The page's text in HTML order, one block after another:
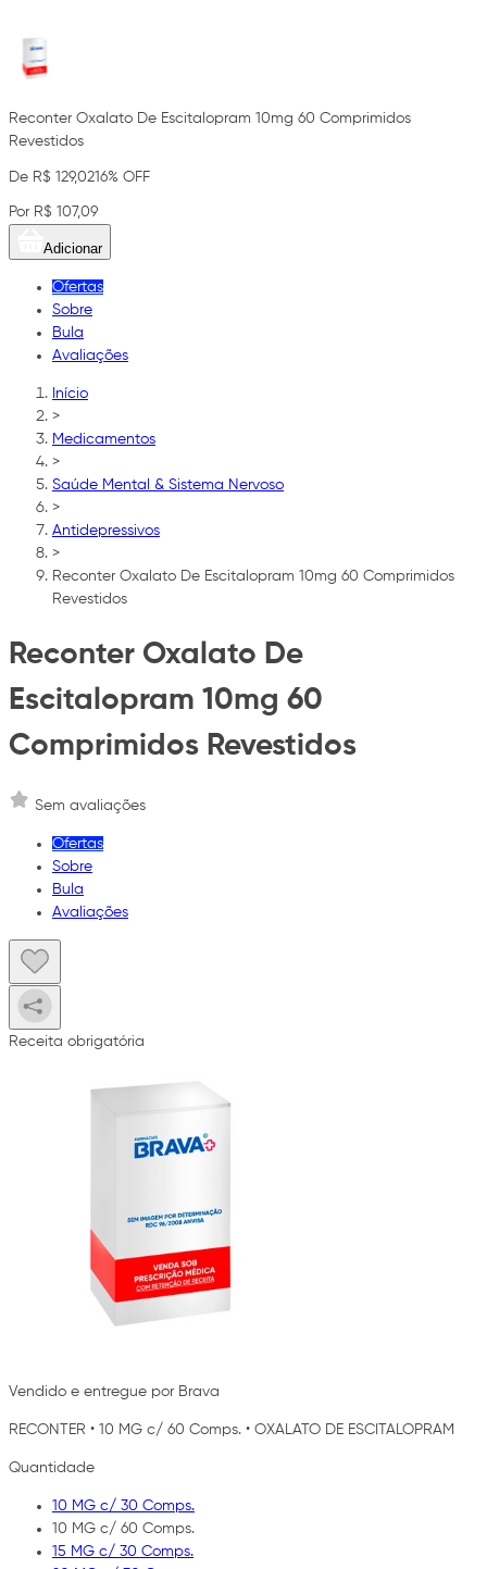
Reconter Oxalato De Escitalopram 10mg 60 Comprimidos
Revestidos
De R$ 129,0216% OFF
Por R$ 107,09
Adicionar
Ofertas
Sobre
Bula
Avaliações
Início
>
Medicamentos
>
Saúde Mental & Sistema Nervoso
>
Antidepressivos
>
Reconter Oxalato De Escitalopram 10mg 60 Comprimidos
Revestidos
Reconter Oxalato De
Escitalopram 10mg 60
Comprimidos Revestidos
Sem avaliações
Ofertas
Sobre
Bula
Avaliações
Receita obrigatória
Vendido e entregue por Brava
RECONTER • 10 MG c/ 60 Comps. • OXALATO DE ESCITALOPRAM
Quantidade
10 MG c/ 30 Comps.
10 MG c/ 60 Comps.
15 MG c/ 30 Comps.